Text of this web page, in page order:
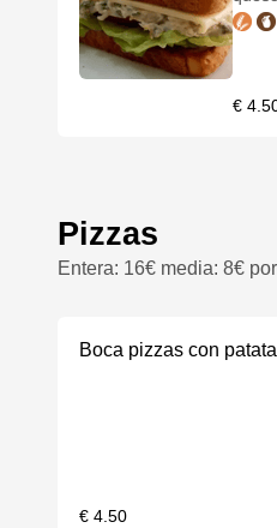
€
Pizzas
Entera: 16€ media: 8€
Boca pizzas con
€ 4.50